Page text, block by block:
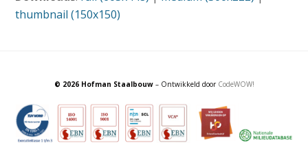
thumbnail (150x150)
© 2026 Hofman Staalbouw– Ontwikkeld door CodeWOW!